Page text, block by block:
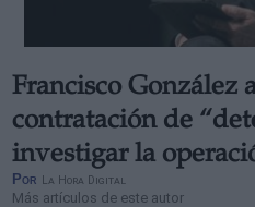
Francisco González
contratación de
investigar la
Por La Hora Digital
Más artículos de este autor